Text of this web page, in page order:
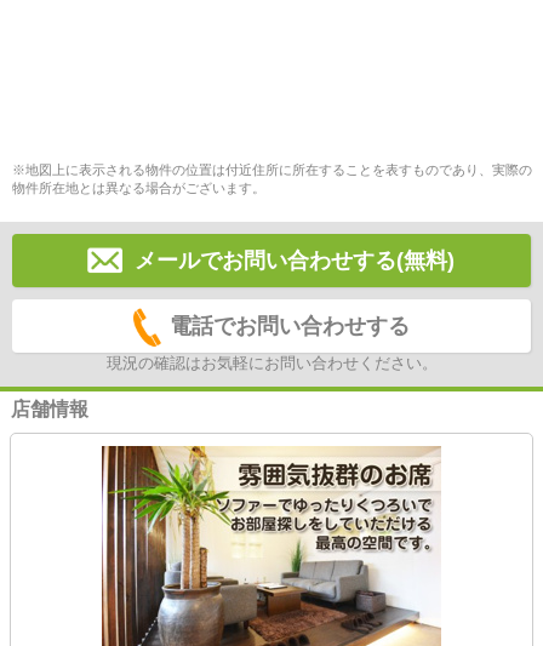
※地図上に表示される物件の位置は付近住所に所在することを表すものであり、実際の
物件所在地とは異なる場合がございます。
メールでお問い合わせする(無料)
電話でお問い合わせする
現況の確認はお気軽にお問い合わせください。
店舗情報